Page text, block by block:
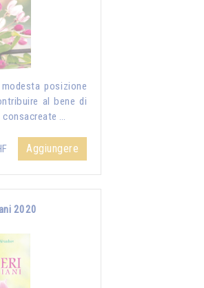
posizione
al bene di
…
Aggiungere
2020